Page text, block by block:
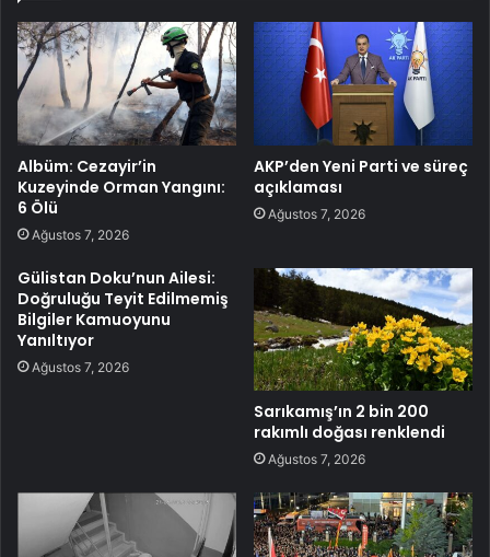
Albüm: Cezayir’in
Kuzeyinde Orman Yangını:
6 Ölü
Ağustos 7, 2026
AKP’den Yeni Parti ve süreç
açıklaması
Ağustos 7, 2026
Gülistan Doku’nun Ailesi:
Doğruluğu Teyit Edilmemiş
Bilgiler Kamuoyunu
Yanıltıyor
Ağustos 7, 2026
Sarıkamış’ın 2 bin 200
rakımlı doğası renklendi
Ağustos 7, 2026